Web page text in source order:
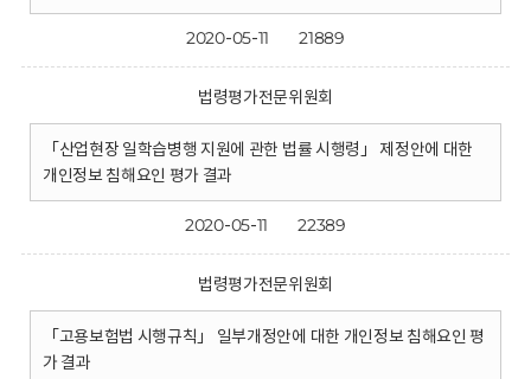
2020-05-11 21889
법령평가전문위원회
「산업현장 일학습병행 지원에 관한 법률 시행령」 제정안에 대한
개인정보 침해요인 평가 결과
2020-05-11 22389
법령평가전문위원회
「고용보험법 시행규칙」 일부개정안에 대한 개인정보 침해요인 평
가 결과